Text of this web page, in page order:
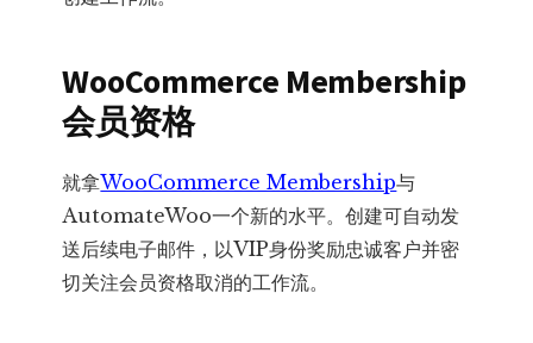
WooCommerce Membership
会员资格
就拿WooCommerce Membership与
AutomateWoo一个新的水平。创建可自动发
送后续电子邮件，以VIP身份奖励忠诚客户并密
切关注会员资格取消的工作流。